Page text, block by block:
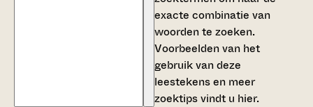
exacte combinatie van
woorden te zoeken.
Voorbeelden van het
gebruik van deze
leestekens en meer
zoektips vindt u hier.